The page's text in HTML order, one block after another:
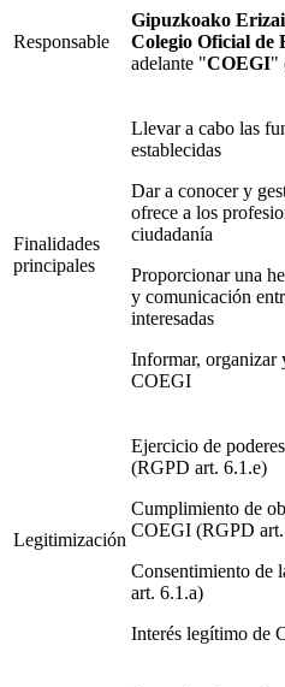
Responsable
Gipuzkoako
Colegio Oficial de
adelante "COEGI"
Finalidades
principales
Llevar a cabo las
establecidas
Dar a conocer y
ofrece a los
ciudadanía
Proporcionar una
y comunicación
interesadas
Informar, organizar
COEGI
Legitimización
Ejercicio de
(RGPD art. 6.1.e)
Cumplimiento de
COEGI (RGPD
Consentimiento de
art. 6.1.a)
Interés legítimo de